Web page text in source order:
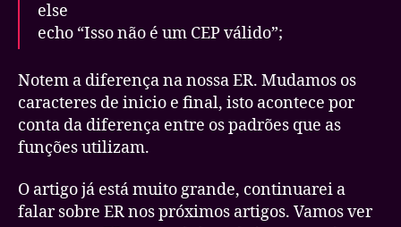
else
echo “Isso não é um CEP válido”;
Notem a diferença na nossa ER. Mudamos os
caracteres de inicio e final, isto acontece por
conta da diferença entre os padrões que as
funções utilizam.
O artigo já está muito grande, continuarei a
falar sobre ER nos próximos artigos. Vamos ver